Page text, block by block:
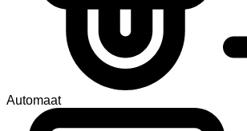
Automaat